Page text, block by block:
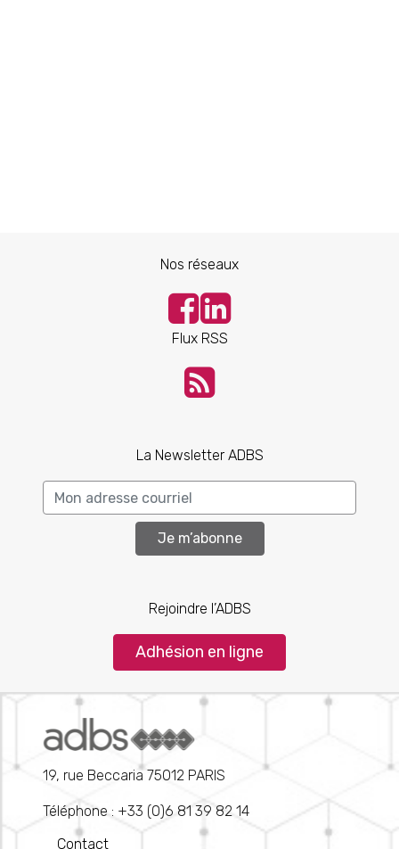
Nos réseaux
Flux RSS
La Newsletter ADBS
Je m’abonne
Rejoindre l’ADBS
Adhésion en ligne
19, rue Beccaria 75012 PARIS
Téléphone : +33 (0)6 81 39 82 14
Contact